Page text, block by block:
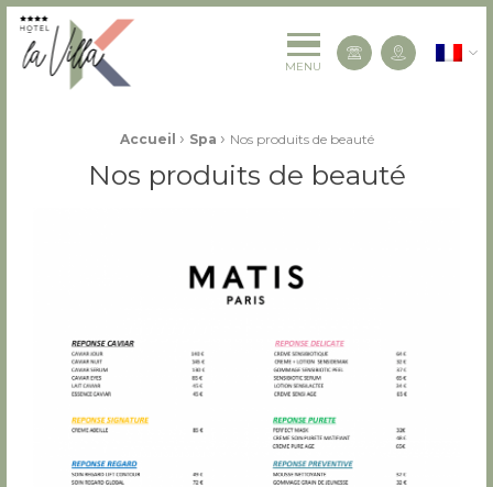
La Villa K Hôtel Spa Restaurant 4 étoiles
MENU Contactez-
Accueil › Spa › Nos produits de beauté
Nos produits de beauté